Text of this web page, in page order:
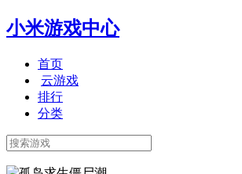
小米游戏中心
首页
云游戏
排行
分类